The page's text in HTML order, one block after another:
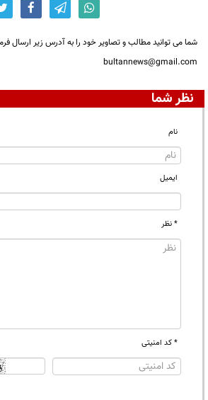
شما می توانید مطالب و تصاویر خود را به آدرس زیر ارسال
bultannews@gmail.com
نظر شما
نام
ایمیل
* نظر
* کد امنیتی